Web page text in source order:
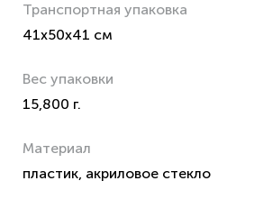
Транспортная упаковка
41x50x41 см
Вес упаковки
15,800 г.
Материал
пластик, акриловое стекло